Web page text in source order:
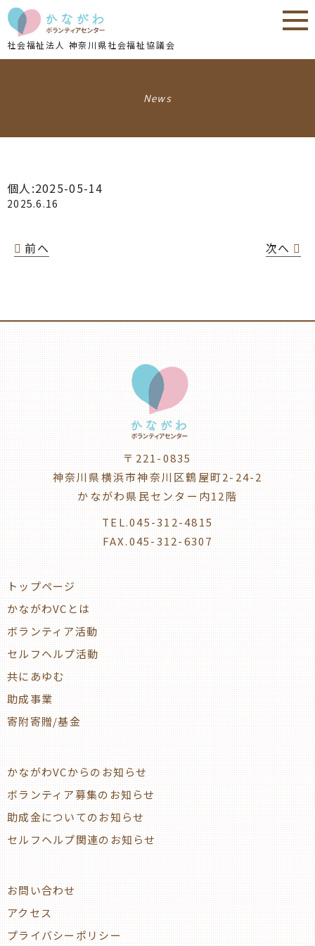
内
容
を
ス
内
容
を
ス
社会福祉法人 神奈川県社会福祉協議会
News
個人:2025-05-14
2025.6.16
前へ 次へ
〒221-0835
神奈川県横浜市神奈川区鶴屋町2-24-2
かながわ県民センター内12階
TEL.045-312-4815
FAX.045-312-6307
トップページ
かながわVCとは
ボランティア活動
セルフヘルプ活動
共にあゆむ
助成事業
寄附寄贈/基金
かながわVCからのお知らせ
ボランティア募集のお知らせ
助成金についてのお知らせ
セルフヘルプ関連のお知らせ
お問い合わせ
アクセス
プライバシーポリシー